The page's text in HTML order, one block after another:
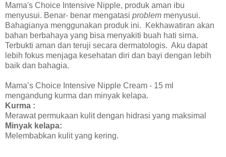
Mama's Choice Intensive Nipple, produk aman ibu
menyusui. Benar- benar mengatasi problem menyusui.
Bahagianya menggunakan produk ini. Kekhawatiran akan
bahan berbahaya yang bisa menyakiti buah hati sirna.
Terbukti aman dan teruji secara dermatologis. Aku dapat
lebih fokus menjaga kesehatan diri dan bayi dengan lebih
baik dan bahagia.
Mama’s Choice Intensive Nipple Cream - 15 ml
mengandung kurma dan minyak kelapa.
Kurma :
Merawat permukaan kulit dengan hidrasi yang maksimal
Minyak kelapa:
Melembabkan kulit yang kering.